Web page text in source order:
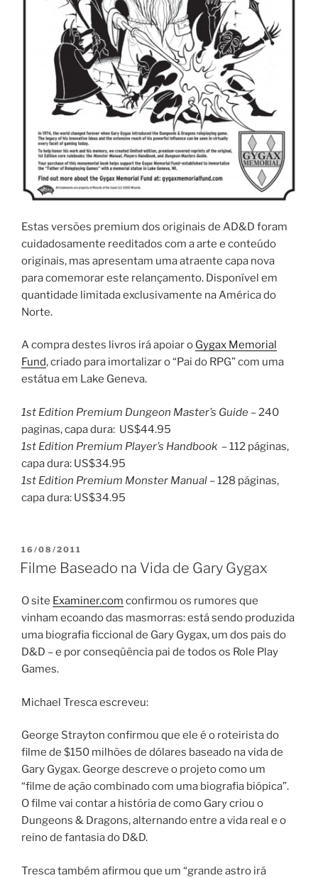
Estas versões premium dos originais de AD&D foram
cuidadosamente reeditados com a arte e conteúdo
originais, mas apresentam uma atraente capa nova
para comemorar este relançamento. Disponível em
quantidade limitada exclusivamente na América do
Norte.
A compra destes livros irá apoiar o Gygax Memorial
Fund, criado para imortalizar o “Pai do RPG” com uma
estátua em Lake Geneva.
1st Edition Premium Dungeon Master’s Guide –240
paginas, capa dura: US$44.95
1st Edition Premium Player’s Handbook – 112 páginas,
capa dura: US$34.95
1st Edition Premium Monster Manual –128 páginas,
capa dura: US$34.95
PUBLICADO
EM
16/08/2011
Filme Baseado na Vida de Gary Gygax
O site Examiner.com confirmou os rumores que
vinham ecoando das masmorras: está sendo produzida
uma biografia ficcional de Gary Gygax, um dos pais do
D&D – e por conseqüência pai de todos os Role Play
Games.
Michael Tresca escreveu:
George Strayton confirmou que ele é o roteirista do
filme de $150 milhões de dólares baseado na vida de
Gary Gygax. George descreve o projeto como um
“filme de ação combinado com uma biografia biópica”.
O filme vai contar a história de como Gary criou o
Dungeons & Dragons, alternando entre a vida real e o
reino de fantasia do D&D.
Tresca também afirmou que um “grande astro irá